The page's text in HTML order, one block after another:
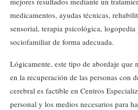
medicamentos, ayudas técnicas,
sensorial, terapia psicológica, logopedia
sociofamiliar de forma adecuada.
Lógicamente, este tipo de abordaje que
en la recuperación de las personas con
cerebral es factible en Centros
personal y los medios necesarios para